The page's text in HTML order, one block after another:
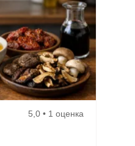
5,0 • 1 оценка